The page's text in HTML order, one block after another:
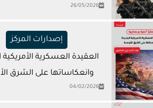
26/05/2026
إصدارات المركز
العقيدة العسكرية الأمريكية
وانعكاساتها على الشرق
04/02/2026